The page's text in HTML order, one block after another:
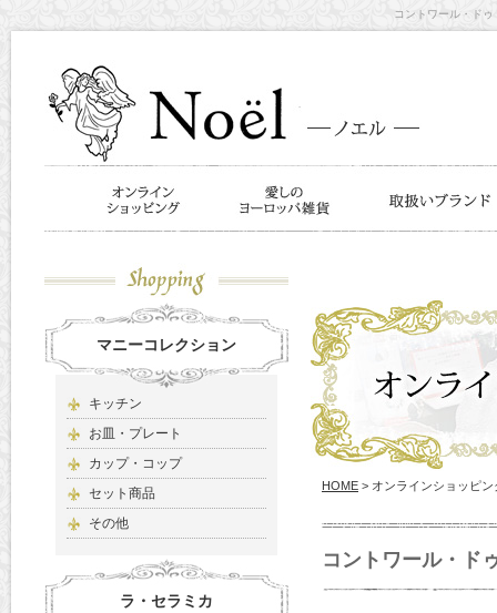
コントワール・ド
マニーコレクション
キッチン
お皿・プレート
カップ・コップ
セット商品
その他
ラ・セラミカ
HOME > オンラインショッピン
コントワール・